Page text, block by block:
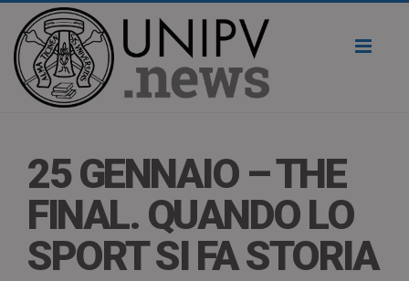
25 GENNAIO – THE
FINAL. QUANDO LO
SPORT SI FA STORIA